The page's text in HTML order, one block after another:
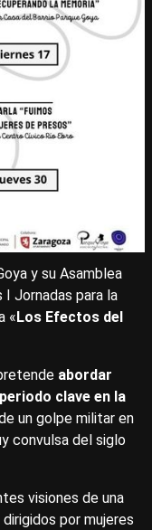
y su Asamblea
Jornadas para la
«Los Efectos del
abordar
clave en la
un golpe militar en
convulsa del siglo
visiones de una
por mujeres